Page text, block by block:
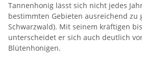
Tannenhonig lässt sich nicht jedes
bestimmten Gebieten ausreichend zu
Schwarzwald). Mit seinem kräftigen
unterscheidet er sich auch deutlich
Blütenhonigen.